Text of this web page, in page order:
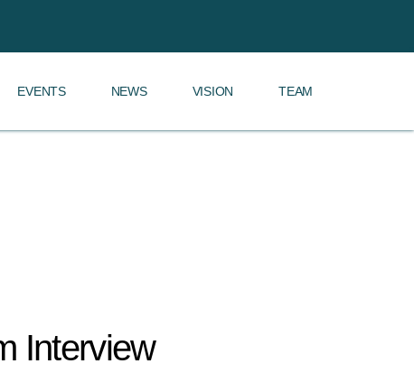
EVENTS NEWS VISION TEAM
Interview